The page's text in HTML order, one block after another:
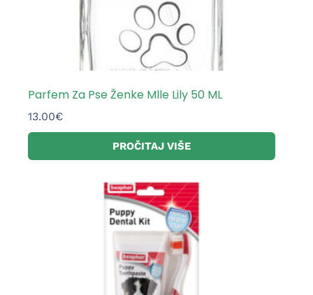
Parfem Za Pse Ženke Mlle Lily 50 ML
13.00€
PROČITAJ VIŠE